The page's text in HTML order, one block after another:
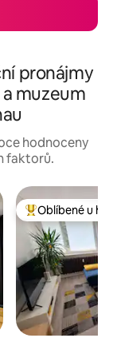
pronájmy
muzeum
hodnoceny
faktorů.
Nejlepší v
Oblíbené u